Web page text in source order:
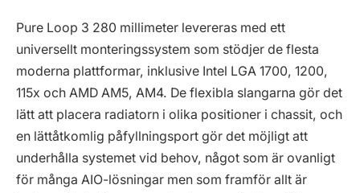
Pure Loop 3 280 millimeter levereras med ett
universellt monteringssystem som stödjer de flesta
moderna plattformar, inklusive Intel LGA 1700, 1200,
115x och AMD AM5, AM4. De flexibla slangarna gör det
lätt att placera radiatorn i olika positioner i chassit, och
en lättåtkomlig påfyllningsport gör det möjligt att
underhålla systemet vid behov, något som är ovanligt
för många AIO-lösningar men som framför allt är